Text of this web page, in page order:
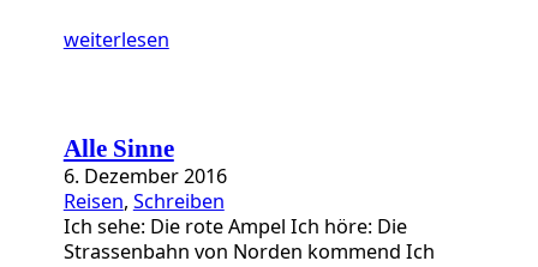
weiterlesen
Alle Sinne
6. Dezember 2016
Reisen, Schreiben
Ich sehe: Die rote Ampel Ich höre: Die
Strassenbahn von Norden kommend Ich